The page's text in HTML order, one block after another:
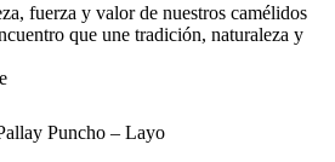
fuerza y valor de nuestros camélidos
que une tradición, naturaleza y
Puncho – Layo